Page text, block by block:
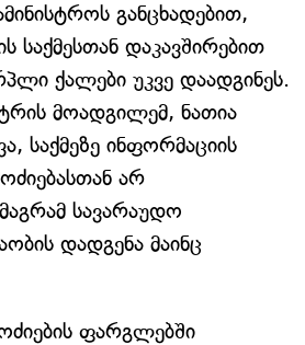
განცხადებით,
საქმესთან დაკავშირებით
ქალები უკვე დაადგინეს.
მოადგილემ, ნათია
საქმეზე ინფორმაციის
არ
სავარაუდო
დადგენა მაინც
ფარგლებში